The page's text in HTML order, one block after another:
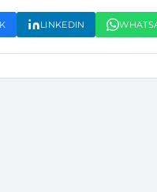
LINKEDIN